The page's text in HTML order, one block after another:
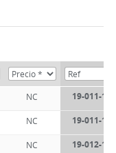
NC 19-011-17-
NC 19-011-17-
NC 19-012-17-